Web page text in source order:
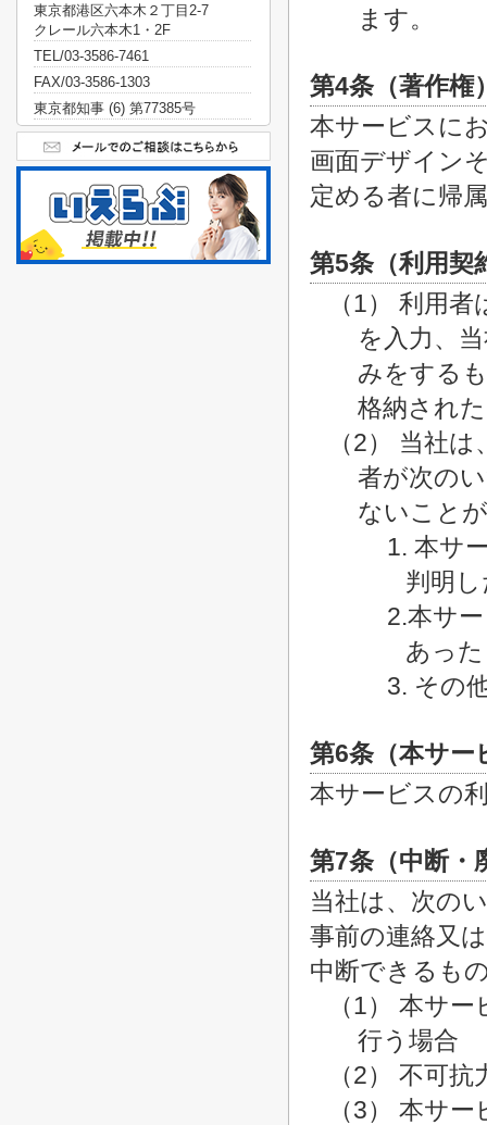
ます。
第4条（著作権
本サービスに
画面デザイン
定める者に帰
第5条（利用契
（1） 利用
を入力、
みをする
格納され
（2） 当社
者が次の
ないこと
1. 本サ
判明
2.本サ
あっ
3. その
第6条（本サー
本サービスの
第7条（中断・
当社は、次の
事前の連絡又
中断できるも
（1） 本サ
行う場合
（2） 不可
（3） 本サ
東京都港区六本木２丁目2-7
クレール六本木1・2F
TEL/03-3586-7461
FAX/03-3586-1303
東京都知事 (6) 第77385号